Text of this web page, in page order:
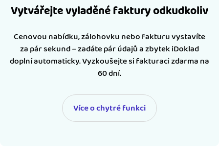
Vytvářejte vyladěné faktury odkudkoliv
Cenovou nabídku, zálohovku nebo fakturu vystavíte
za pár sekund – zadáte pár údajů a zbytek iDoklad
doplní automaticky. Vyzkoušejte si fakturaci zdarma na
60 dní.
Více o chytré funkci